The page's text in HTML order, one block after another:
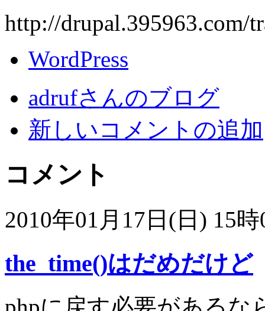
http://drupal.395963.com/
WordPress
adrufさんのブログ
新しいコメントの追加
コメント
2010年01月17日(日) 15
the_time()はだめだけど